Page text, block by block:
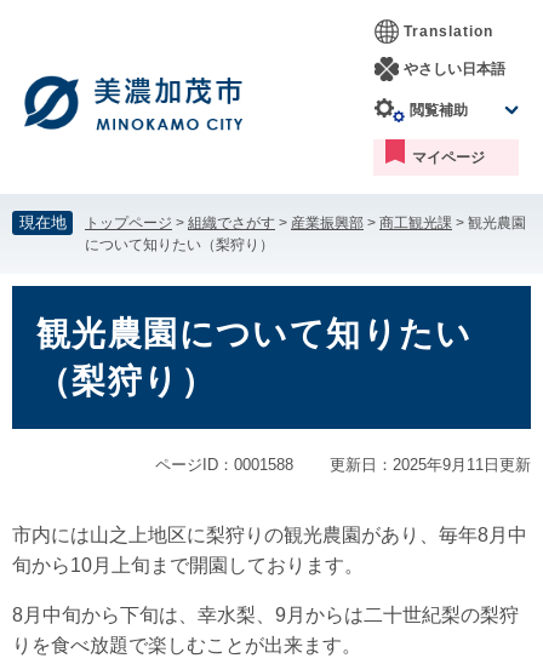
す。
し
て
本
へ
Translation
やさしい日本語
閲覧補助
マイページ
現在地 トップページ > 組織でさがす > 産業振興部 > 商工観光課 > 観光農園
について知りたい（梨狩り）
観光農園について知りたい
（梨狩り）
ページID：0001588 更新日：2025年9月11日更新
市内には山之上地区に梨狩りの観光農園があり、毎年8月中
旬から10月上旬まで開園しております。
8月中旬から下旬は、幸水梨、9月からは二十世紀梨の梨狩
りを食べ放題で楽しむことが出来ます。